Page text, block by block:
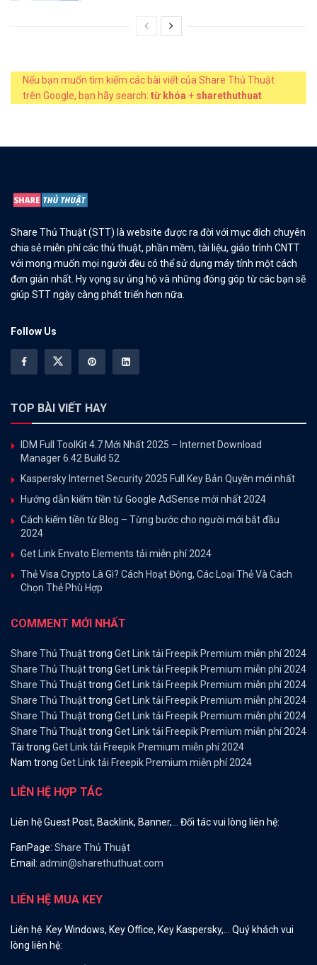
Nếu bạn muốn tìm kiếm các bài viết của Share Thủ Thuật
trên Google, bạn hãy search: từ khóa + sharethuthuat
Share Thủ Thuật (STT) là website được ra đời với mục đích chuyên
chia sẻ miễn phí các thủ thuật, phần mềm, tài liệu, giáo trình CNTT
với mong muốn mọi người đều có thể sử dụng máy tính một cách
đơn giản nhất. Hy vọng sự ủng hộ và những đóng góp từ các bạn sẽ
giúp STT ngày càng phát triển hơn nữa.
Follow Us
TOP BÀI VIẾT HAY
IDM Full ToolKit 4.7 Mới Nhất 2025 – Internet Download
Manager 6.42 Build 52
Kaspersky Internet Security 2025 Full Key Bản Quyền mới nhất
Hướng dẫn kiếm tiền từ Google AdSense mới nhất 2024
Cách kiếm tiền từ Blog – Từng bước cho người mới bắt đầu
2024
Get Link Envato Elements tải miễn phí 2024
Thẻ Visa Crypto Là Gì? Cách Hoạt Động, Các Loại Thẻ Và Cách
Chọn Thẻ Phù Hợp
COMMENT MỚI NHẤT
Share Thủ Thuậttrong Get Link tải Freepik Premium miễn phí 2024
Share Thủ Thuậttrong Get Link tải Freepik Premium miễn phí 2024
Share Thủ Thuậttrong Get Link tải Freepik Premium miễn phí 2024
Share Thủ Thuậttrong Get Link tải Freepik Premium miễn phí 2024
Share Thủ Thuậttrong Get Link tải Freepik Premium miễn phí 2024
Share Thủ Thuậttrong Get Link tải Freepik Premium miễn phí 2024
Tài trong Get Link tải Freepik Premium miễn phí 2024
Nam trong Get Link tải Freepik Premium miễn phí 2024
LIÊN HỆ HỢP TÁC
Liên hệ Guest Post, Backlink, Banner,… Đối tác vui lòng liên hệ:
FanPage: Share Thủ Thuật
Email: admin@sharethuthuat.com
LIÊN HỆ MUA KEY
Liên hệ Key Windows, Key Office, Key Kaspersky,… Quý khách vui
lòng liên hệ: